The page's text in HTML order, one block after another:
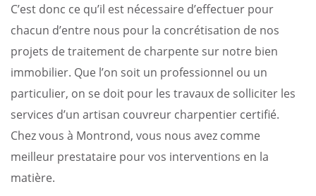
C’est donc ce qu’il est nécessaire d’effectuer pour
chacun d’entre nous pour la concrétisation de nos
projets de traitement de charpente sur notre bien
immobilier. Que l’on soit un professionnel ou un
particulier, on se doit pour les travaux de solliciter les
services d’un artisan couvreur charpentier certifié.
Chez vous à Montrond, vous nous avez comme
meilleur prestataire pour vos interventions en la
matière.